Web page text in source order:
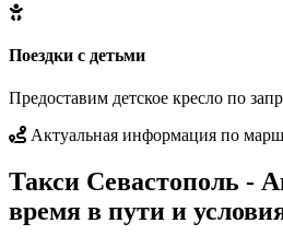
Поездки с детьми
Предоставим детское кресло по
Актуальная информация по
Такси Севастополь -
время в пути и